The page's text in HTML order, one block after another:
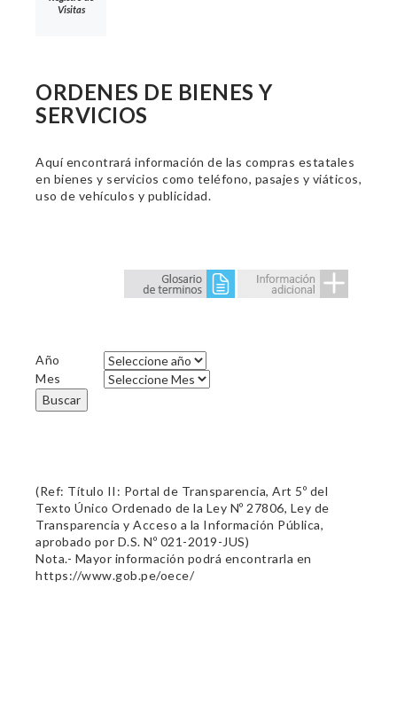
Visitas
ORDENES DE BIENES Y
SERVICIOS
Aquí encontrará información de las compras estatales
en bienes y servicios como teléfono, pasajes y viáticos,
uso de vehículos y publicidad.
Año
Mes
Buscar
(Ref: Título II: Portal de Transparencia, Art 5º del
Texto Único Ordenado de la Ley Nº 27806, Ley de
Transparencia y Acceso a la Información Pública,
aprobado por D.S. Nº 021-2019-JUS)
Nota.- Mayor información podrá encontrarla en
https://www.gob.pe/oece/